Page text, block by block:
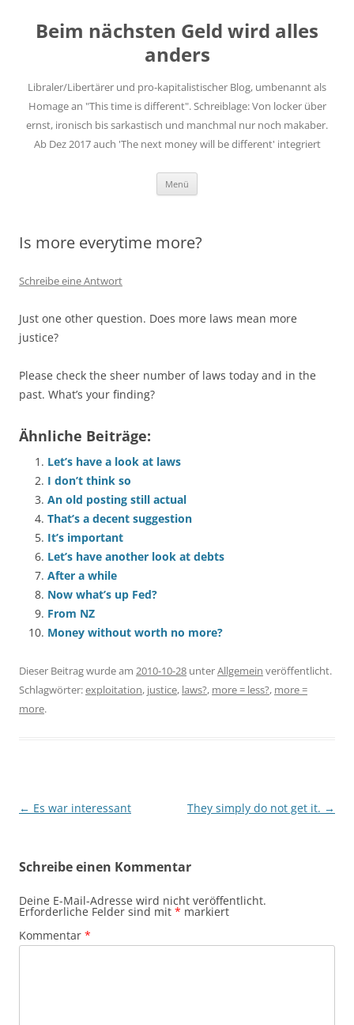
springen
Beim nächsten Geld wird alles
anders
Libraler/Libertärer und pro-kapitalistischer Blog, umbenannt als
Homage an "This time is different". Schreiblage: Von locker über
ernst, ironisch bis sarkastisch und manchmal nur noch makaber.
Ab Dez 2017 auch 'The next money will be different' integriert
Menü
Is more everytime more?
Schreibe eine Antwort
Just one other question. Does more laws mean more
justice?
Please check the sheer number of laws today and in the
past. What’s your finding?
Ähnliche Beiträge:
Let’s have a look at laws
I don’t think so
An old posting still actual
That’s a decent suggestion
It’s important
Let’s have another look at debts
After a while
Now what’s up Fed?
From NZ
Money without worth no more?
Dieser Beitrag wurde am 2010-10-28 unterAllgemein veröffentlicht.
Schlagwörter:exploitation, justice, laws?, more = less?, more =
more.
Beitragsnavigation
← Es war interessant They simply do not get it. →
Schreibe einen Kommentar
Deine E-Mail-Adresse wird nicht veröffentlicht.
Erforderliche Felder sind mit * markiert
Kommentar *